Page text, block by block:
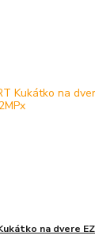
na dvere